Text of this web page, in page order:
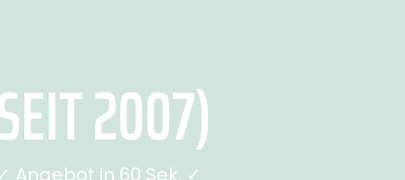
2007)
Angebot in 60 Sek. ✓